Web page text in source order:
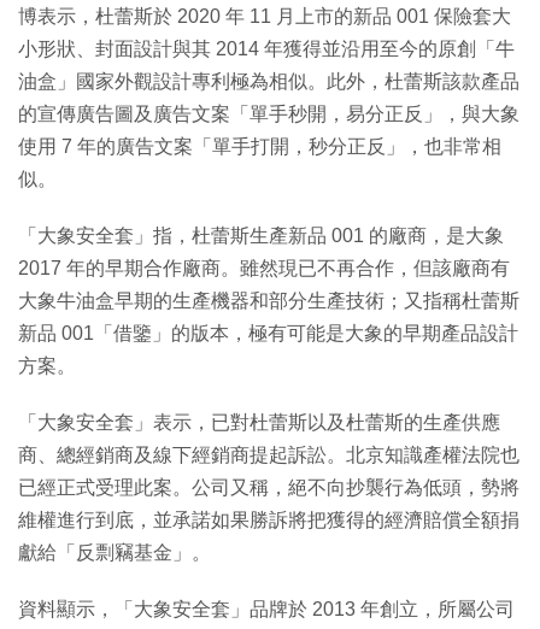
博表示，杜蕾斯於 2020 年 11 月上市的新品 001 保險套大
小形狀、封面設計與其 2014 年獲得並沿用至今的原創「牛
油盒」國家外觀設計專利極為相似。此外，杜蕾斯該款產品
的宣傳廣告圖及廣告文案「單手秒開，易分正反」，與大象
使用 7 年的廣告文案「單手打開，秒分正反」，也非常相
似。
「大象安全套」指，杜蕾斯生產新品 001 的廠商，是大象
2017 年的早期合作廠商。雖然現已不再合作，但該廠商有
大象牛油盒早期的生產機器和部分生產技術；又指稱杜蕾斯
新品 001「借鑒」的版本，極有可能是大象的早期產品設計
方案。
「大象安全套」表示，已對杜蕾斯以及杜蕾斯的生產供應
商、總經銷商及線下經銷商提起訴訟。北京知識產權法院也
已經正式受理此案。公司又稱，絕不向抄襲行為低頭，勢將
維權進行到底，並承諾如果勝訴將把獲得的經濟賠償全額捐
獻給「反剽竊基金」。
資料顯示，「大象安全套」品牌於 2013 年創立，所屬公司